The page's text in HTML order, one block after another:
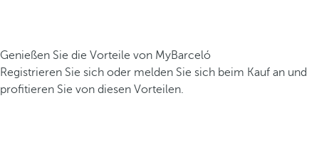
Genießen Sie die Vorteile von MyBarceló
Registrieren Sie sich oder melden Sie sich beim Kauf an und
profitieren Sie von diesen Vorteilen.